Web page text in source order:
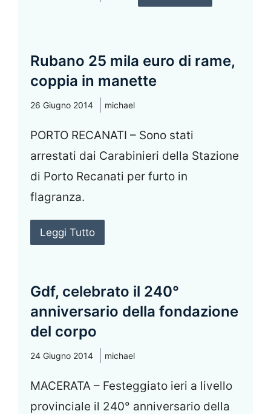
Rubano 25 mila euro di rame,
coppia in manette
26 Giugno 2014 michael
PORTO RECANATI – Sono stati
arrestati dai Carabinieri della Stazione
di Porto Recanati per furto in
flagranza.
Leggi Tutto
Gdf, celebrato il 240°
anniversario della fondazione
del corpo
24 Giugno 2014 michael
MACERATA – Festeggiato ieri a livello
provinciale il 240° anniversario della